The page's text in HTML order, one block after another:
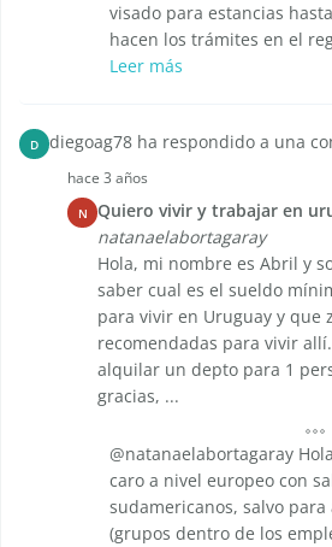
visado para estancias
hacen los trámites en el
Leer más
D diegoag78 ha respondido a una
hace 3 años
N Quiero vivir y trabajar en
natanaelabortagaray
Hola, mi nombre es Abril y
saber cual es el sueldo
para vivir en Uruguay y que
recomendadas para vivir
alquilar un depto para 1
gracias, ...
@natanaelabortagaray
caro a nivel europeo con
sudamericanos, salvo
(grupos dentro de los